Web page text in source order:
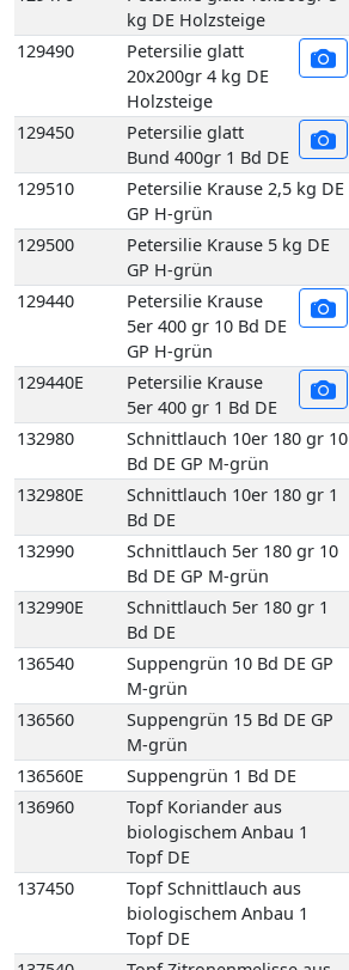
Petersilie Krause
5er 400 gr 10 Bd DE
GP H-grün
Petersilie Krause
5er 400 gr 1 Bd DE
Schnittlauch 10er 180 gr 10
Bd DE GP M-grün
Schnittlauch 10er 180 gr 1
Bd DE
Schnittlauch 5er 180 gr 10
Bd DE GP M-grün
Schnittlauch 5er 180 gr 1
Bd DE
136540
Suppengrün 10 Bd DE GP
M-grün
136560
Suppengrün 15 Bd DE GP
M-grün
136560E Suppengrün 1 Bd DE
Topf Koriander aus
biologischem Anbau 1
Topf DE
137450
Topf Schnittlauch aus
biologischem Anbau 1
Topf DE
Topf Zitronenmelisse aus
biologischem Anbau 1
Topf DE
119300
Speisekartoffeln
festkochend 2,5 kg
gepackt 8 Carryfresh 35+
DE GP H-grün
119170
Speisekartoffeln
festkochend Annabelle
12,5 kg 35+ DE Netz-Säcke
119160
Speisekartoffeln